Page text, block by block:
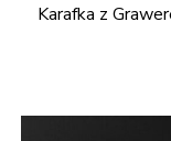
Karafka z